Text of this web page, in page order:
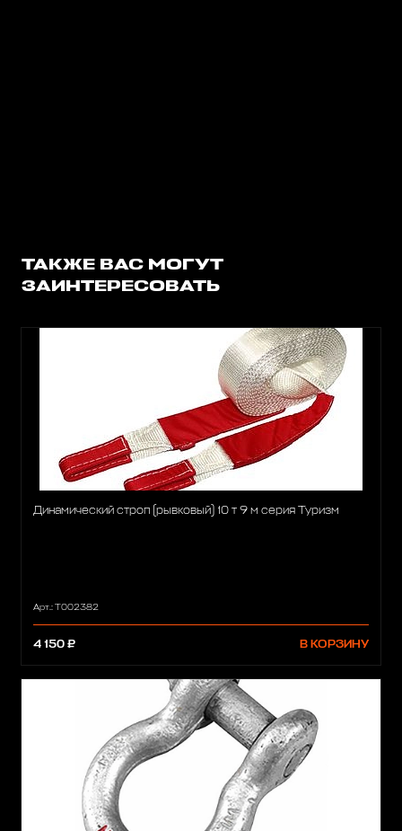
ТАКЖЕ ВАС МОГУТ
ЗАИНТЕРЕСОВАТЬ
Динамический строп (рывковый) 10 т 9 м серия Туризм
Арт.: T002382
4 150 ₽ В КОРЗИНУ